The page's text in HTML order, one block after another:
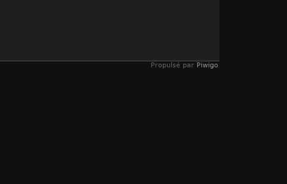
Propulsé par Piwigo